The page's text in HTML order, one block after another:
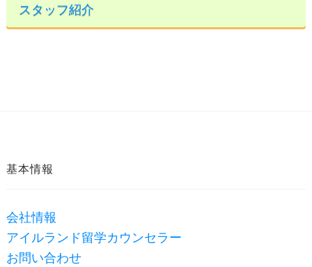
スタッフ紹介
基本情報
会社情報
アイルランド留学カウンセラー
お問い合わせ